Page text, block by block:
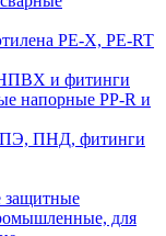
PE-X, PE-RT
и фитинги
напорные PP-R и
ПЭ, ПНД, фитинги
защитные
для